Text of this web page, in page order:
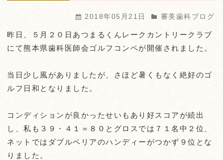
2018年05月21日 審美歯科ブログ
昨日、５月２０日あつまるくんレークカントリークラブ
にて熊本県歯科医師会ゴルフコンペが開催されました。
当日少し風がありましたが、さほど暑くもなく絶好のゴ
ルフ日和となりました。
コンディションが良かったせいもあり好スコアが続出
し、私も３９・４１＝８０とグロスでは７１名中２位、
ネットではダブルペリアのハンディーがつかず９位とな
りました。
o